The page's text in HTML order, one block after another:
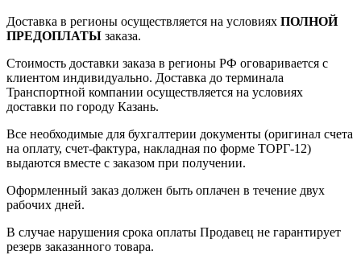
Доставка в регионы осуществляется на условиях ПОЛНОЙ
ПРЕДОПЛАТЫ заказа.
Стоимость доставки заказа в регионы РФ оговаривается с
клиентом индивидуально. Доставка до терминала
Транспортной компании осуществляется на условиях
доставки по городу Казань.
Все необходимые для бухгалтерии документы (оригинал счета
на оплату, счет-фактура, накладная по форме ТОРГ-12)
выдаются вместе с заказом при получении.
Оформленный заказ должен быть оплачен в течение двух
рабочих дней.
В случае нарушения срока оплаты Продавец не гарантирует
резерв заказанного товара.